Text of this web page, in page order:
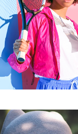
Darmowe Pobieranie